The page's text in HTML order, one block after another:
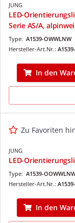
JUNG
LED-
Serie AS/A,
Type: A1539-OWWLNW
Hersteller-Art.Nr.:
In den
Zu Favoriten
JUNG
LED-
Type: A1539-
Hersteller-Art.Nr.:
In den